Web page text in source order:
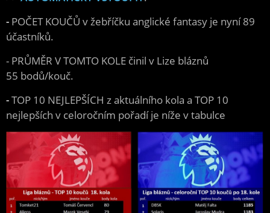
- POČET KOUČŮ v žebříčku anglické fantasy je nyní 89
účastníků.
- PRŮMĚR V TOMTO KOLE činil v Lize bláznů
55 bodů/kouč.
-TOP 10 NEJLEPŠÍCH z aktuálního kola a TOP 10
nejlepších v celoročním pořadí je níže v tabulce